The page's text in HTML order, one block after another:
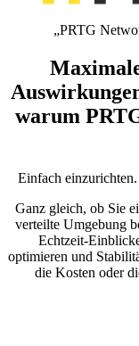
„PRTG
warum
Einfach
Ganz gleich, ob Sie
verteilte Umgebung
Echtzeit-
optimieren und
die Kosten oder